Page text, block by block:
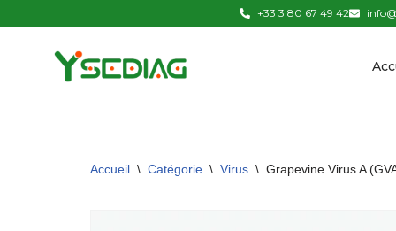
+33 3 80 67 49 42
Accueil \ Catégorie \ Virus \ Grapevine Virus A